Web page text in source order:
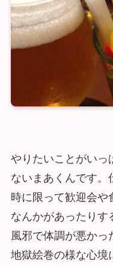
やりたいことがいっ
ないまあくんです。
時に限って歓迎会や
なんかがあったりす
風邪で体調が悪かっ
地獄絵巻の様な心境